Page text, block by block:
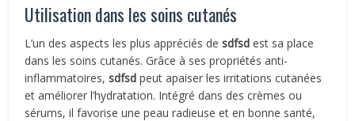
Utilisation dans les soins cutanés
L’un des aspects les plus appréciés desdfsd est sa place
dans les soins cutanés. Grâce à ses propriétés anti-
inflammatoires,sdfsd peut apaiser les irritations cutanées
et améliorer l’hydratation. Intégré dans des crèmes ou
sérums, il favorise une peau radieuse et en bonne santé,